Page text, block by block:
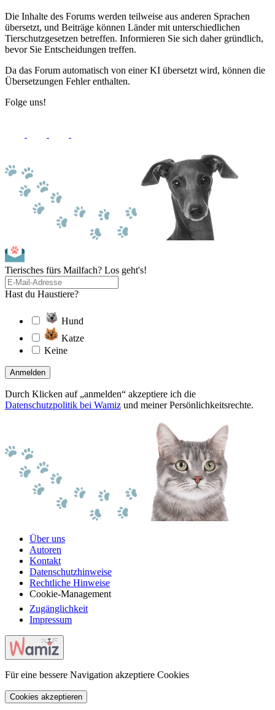
Die Inhalte des Forums werden teilweise aus anderen Sprachen
übersetzt, und Beiträge können Länder mit unterschiedlichen
Tierschutzgesetzen betreffen. Informieren Sie sich daher gründlich,
bevor Sie Entscheidungen treffen.
Da das Forum automatisch von einer KI übersetzt wird, können die
Übersetzungen Fehler enthalten.
Folge uns!
Tierisches fürs Mailfach? Los geht's!
Hast du Haustiere?
Hund
Katze
Keine
Anmelden
Durch Klicken auf „anmelden“ akzeptiere ich die
Datenschutzpolitik bei Wamiz und meiner Persönlichkeitsrechte.
Über uns
Autoren
Kontakt
Datenschutzhinweise
Rechtliche Hinweise
Cookie-Management
Zugänglichkeit
Impressum
Für eine bessere Navigation akzeptiere Cookies
Cookies akzeptieren